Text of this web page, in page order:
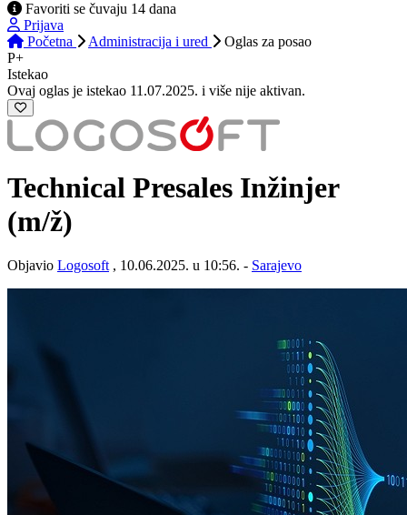
Favoriti se čuvaju 14 dana
Prijava
Početna
Administracija i ured Oglas za posao
P+
Istekao
Ovaj oglas je istekao 11.07.2025. i više nije aktivan.
Technical Presales Inžinjer
(m/ž)
Objavio Logosoft , 10.06.2025. u 10:56. - Sarajevo